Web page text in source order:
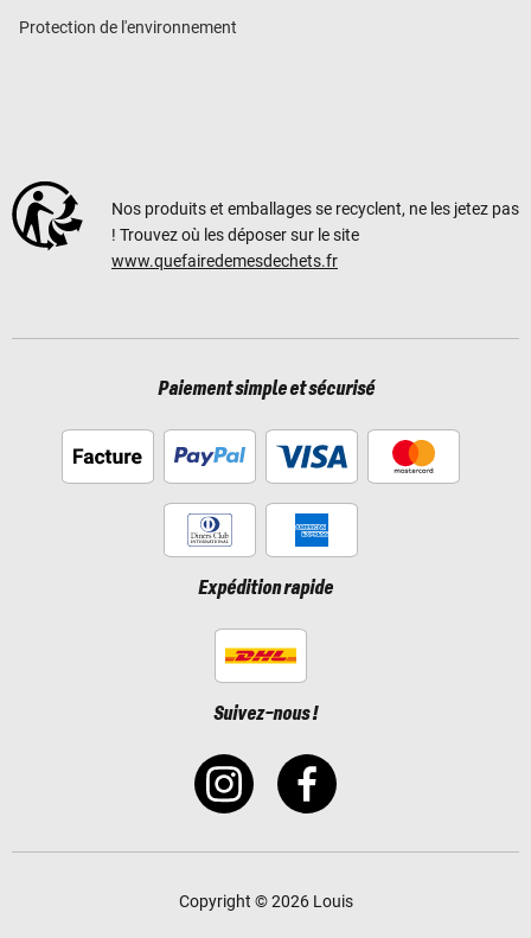
Protection de l'environnement
Nos produits et emballages se recyclent, ne les jetez pas
! Trouvez où les déposer sur le site
www.quefairedemesdechets.fr
Paiement simple et sécurisé
Expédition rapide
Suivez-nous !
Copyright © 2026 Louis